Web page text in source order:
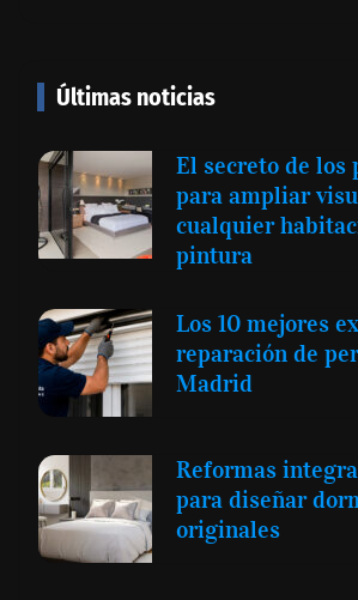
Últimas noticias
El secreto de los
para ampliar
cualquier
pintura
Los 10 mejores
reparación de
Madrid
Reformas
para diseñar
originales